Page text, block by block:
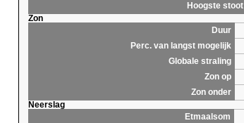
Hoogste stoot
Zon
Duur
Perc. van langst mogelijk
Globale straling
Zon op
Zon onder
Neerslag
Etmaalsom